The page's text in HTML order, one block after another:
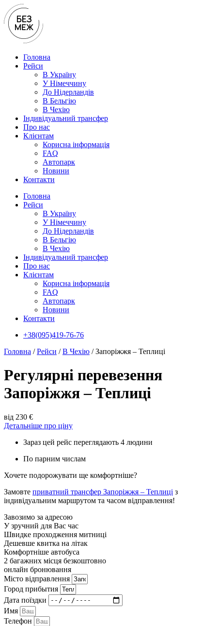
Перейти
до
вмісту
Головна
Рейси
В Україну
У Нiмеччину
До Нідерландів
В Бельгію
В Чехiю
Індивідуальний трансфер
Про нас
Клієнтам
Корисна інформація
FAQ
Автопарк
Новини
Контакти
Головна
Рейси
В Україну
У Нiмеччину
До Нідерландів
В Бельгію
В Чехiю
Індивідуальний трансфер
Про нас
Клієнтам
Корисна інформація
FAQ
Автопарк
Новини
Контакти
+38(095)419-76-76
Головна /Рейси /В Чехiю /Запоріжжя – Теплиці
Регулярні перевезення
Запоріжжя – Теплиці
від 230 €
Детальніше про ціну
Зараз цей рейс переглядають 4 людини
По парним числам
Хочете подорожувати ще комфортніше?
Замовте приватний трансфер Запоріжжя – Теплиці з
індивідуальним маршрутом та часом відправлення!
Завозимо за адресою
У зручний для Вас час
Швидке проходження митниці
Дешевше квитка на літак
Комфортніше автобуса
2 багажних місця безкоштовно
онлайн бронювання
Мiсто вiдправлення
Город прибытия
Дата поїздки
Имя
Телефон